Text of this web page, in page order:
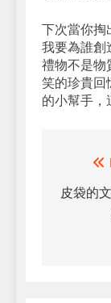
下次當你掏
我要為誰創
禮物不是物
笑的珍貴回
的小幫手，
Post
皮袋的